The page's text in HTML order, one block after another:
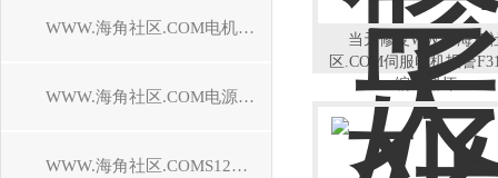
WWW.海角社区.COM电机模块维修
WWW.海角社区.COM电源模块维修
WWW.海角社区.COMS120驱动器维修
当天修复WWW.海角
区.COM伺服电机报警
编码器坏